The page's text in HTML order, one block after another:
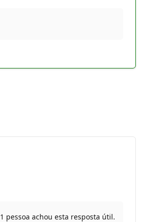
1 pessoa achou esta resposta útil.